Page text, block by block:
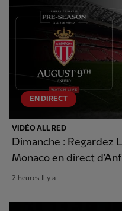
EN DIRECT
VIDÉO ALL RED
Dimanche : Regardez
Monaco en direct
2 heures Il y a